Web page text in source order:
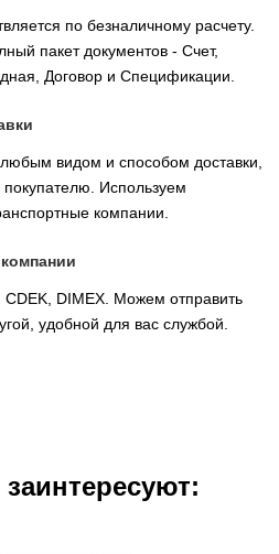
по безналичному расчету.
пакет документов - Счет,
Договор и Спецификации.
видом и способом доставки,
Используем
компании.
DIMEX. Можем отправить
удобной для вас службой.